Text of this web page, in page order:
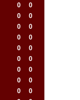
0
0
0
0
0
0
0
0
0
0
0
0
0
0
0
0
0
0